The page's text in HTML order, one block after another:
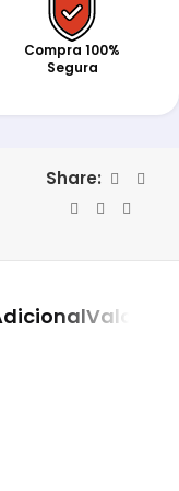
Compra 100%
Segura
Share: